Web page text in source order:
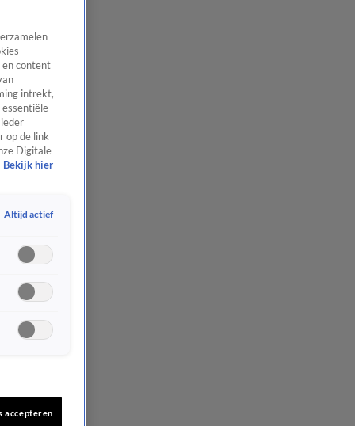
en content
intrekt,
op de link
Digitale
Bekijk hier
Altijd actief
accepteren